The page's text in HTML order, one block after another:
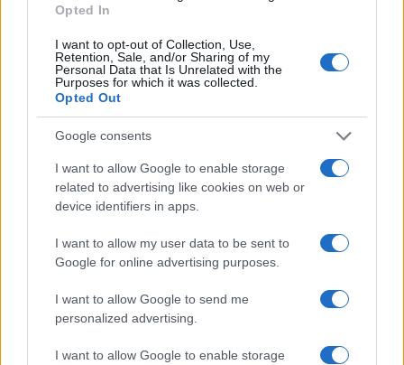
Opted In
I want to opt-out of Collection, Use,
Retention, Sale, and/or Sharing of my
Personal Data that Is Unrelated with the
Purposes for which it was collected.
Opted Out
Google consents
I want to allow Google to enable storage
related to advertising like cookies on web or
device identifiers in apps.
I want to allow my user data to be sent to
Google for online advertising purposes.
I want to allow Google to send me
personalized advertising.
I want to allow Google to enable storage
σφίξιμο στο στήθος, καθώς οι πνεύμονες γεμίζουν με
Το άλλο σύνδρομο που προκαλείται από τον χανταϊό –
αιμορραγικός πυρετός με νεφρικό σύνδρομο (HFRS)–
συνήθως αναπτύσσεται εντός μίας ή δύο εβδομάδων
μετά την έκθεση.